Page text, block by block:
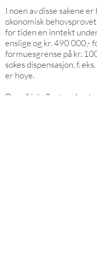
I noen av disse sakene
økonomisk
for tiden en inntekt
enslige og kr. 490 000,-
formuesgrense på kr.
søkes dispensasjon, f.
er høye.
Du må i de fleste saker